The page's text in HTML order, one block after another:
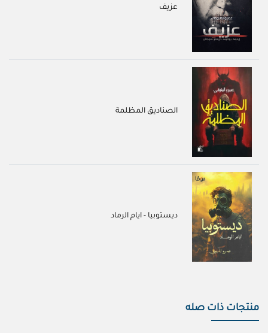
عزيف
الصناديق المظلمة
ديستوبيا - ايام الرماد
منتجات ذات صله